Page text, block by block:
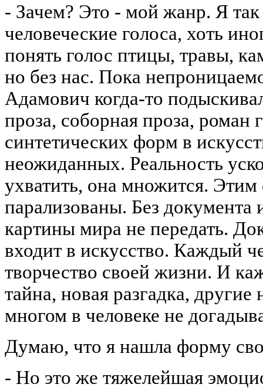
- Зачем? Это - мой жанр. Я
человеческие голоса, хоть
понять голос птицы, травы,
но без нас. Пока
Адамович когда-то
проза, соборная проза, роман
синтетических форм в
неожиданных. Реальность
ухватить, она множится.
парализованы. Без документа
картины мира не передать.
входит в искусство. Каждый
творчество своей жизни. И
тайна, новая разгадка,
многом в человеке не
Думаю, что я нашла форму
- Но это же тяжелейшая